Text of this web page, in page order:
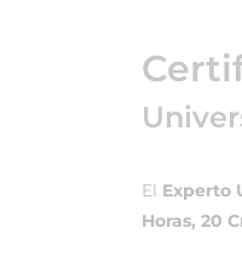
El Experto
Horas, 20